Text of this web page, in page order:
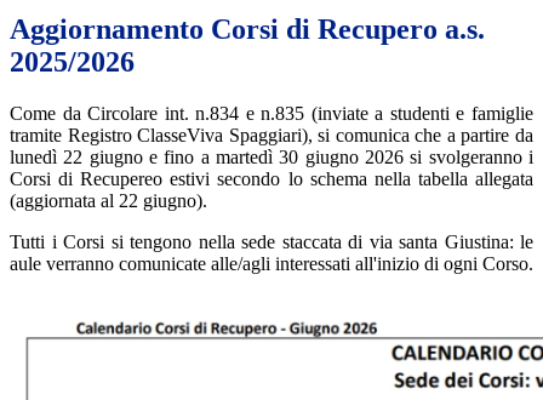
Aggiornamento Corsi di Recupero a.s.
2025/2026
Come da Circolare int. n.834 e n.835 (inviate a studenti e famiglie
tramite Registro ClasseViva Spaggiari), si comunica che a partire da
lunedì 22 giugno e fino a martedì 30 giugno 2026 si svolgeranno i
Corsi di Recupereo estivi secondo lo schema nella tabella allegata
(aggiornata al 22 giugno).
Tutti i Corsi si tengono nella sede staccata di via santa Giustina: le
aule verranno comunicate alle/agli interessati all'inizio di ogni Corso.